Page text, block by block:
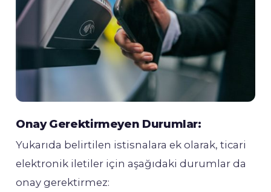
Onay Gerektirmeyen Durumlar:
Yukarıda belirtilen istisnalara ek olarak, ticari
elektronik iletiler için aşağıdaki durumlar da
onay gerektirmez: